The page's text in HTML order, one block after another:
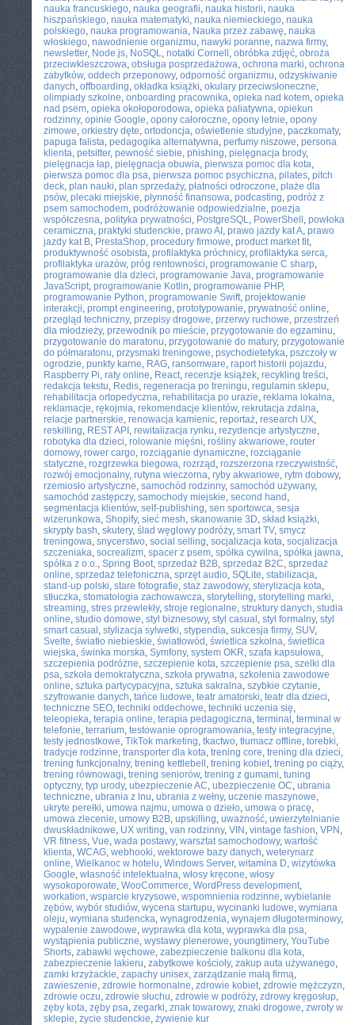
nauka francuskiego, nauka geografii, nauka historii, nauka
hiszpańskiego, nauka matematyki, nauka niemieckiego, nauka
polskiego, nauka programowania, Nauka przez zabawę, nauka
włoskiego, nawodnienie organizmu, nawyki poranne, nazwa firmy,
newsletter, Node.js, NoSQL, notatki Cornell , obróbka zdjęć, obroża
przeciwkleszczowa, obsługa posprzedażowa, ochrona marki, ochrona
zabytków, oddech przeponowy, odporność organizmu, odzyskiwanie
danych, offboarding, okładka książki, okulary przeciwsłoneczne,
olimpiady szkolne, onboarding pracownika, opieka nad kotem, opieka
nad psem, opieka okołoporodowa, opieka paliatywna, opiekun
rodzinny, opinie Google, opony całoroczne, opony letnie, opony
zimowe, orkiestry dęte, ortodoncja, oświetlenie studyjne, paczkomaty,
papuga falista, pedagogika alternatywna, perfumy niszowe, persona
klienta, petsitter, pewność siebie, phishing, pielęgnacja brody,
pielęgnacja łap, pielęgnacja obuwia, pierwsza pomoc dla kota,
pierwsza pomoc dla psa, pierwsza pomoc psychiczna, pilates, pitch
deck, plan nauki, plan sprzedaży, płatności odroczone, plaże dla
psów, plecaki miejskie, płynność finansowa, podcasting, podróż z
psem samochodem, podróżowanie odpowiedzialne, poezja
współczesna, polityka prywatności, PostgreSQL, PowerShell , powłoka
ceramiczna, praktyki studenckie, prawo AI , prawo jazdy kat A, prawo
jazdy kat B, PrestaShop, procedury firmowe, product market fit,
produktywność osobista, profilaktyka próchnicy, profilaktyka serca,
profilaktyka urazów, próg rentowności, programowanie C sharp,
programowanie dla dzieci, programowanie Java, programowanie
JavaScript, programowanie Kotlin, programowanie PHP,
programowanie Python, programowanie Swift, projektowanie
interakcji, prompt engineering, prototypowanie, prywatność online,
przegląd techniczny, przepisy drogowe, przerwy ruchowe, przestrzeń
dla młodzieży, przewodnik po mieście, przygotowanie do egzaminu,
przygotowanie do maratonu, przygotowanie do matury, przygotowanie
do półmaratonu, przysmaki treningowe, psychodietetyka, pszczoły w
ogrodzie, punkty karne, RAG, ransomware, raport historii pojazdu,
Raspberry Pi, raty online, React, recenzje książek, recykling treści,
redakcja tekstu, Redis, regeneracja po treningu, regulamin sklepu,
rehabilitacja ortopedyczna, rehabilitacja po urazie, reklama lokalna,
reklamacje, rękojmia, rekomendacje klientów, rekrutacja zdalna,
relacje partnerskie, renowacja kamienic, reportaż, research UX,
reskilling, REST API , rewitalizacja rynku, rezydencje artystyczne,
robotyka dla dzieci, rolowanie mięśni, rośliny akwariowe, router
domowy, rower cargo, rozciąganie dynamiczne, rozciąganie
statyczne, rozgrzewka biegowa, rozrząd , rozszerzona rzeczywistość,
rozwój emocjonalny, rutyna wieczorna, ryby akwariowe, rytm dobowy,
rzemiosło artystyczne, samochód rodzinny, samochód używany,
samochód zastępczy, samochody miejskie, second hand ,
segmentacja klientów, self-publishing, sen sportowca, sesja
wizerunkowa, Shopify, sieć mesh, skanowanie 3D, skład książki,
skrypty bash, skutery, ślad węglowy podróży, smart TV, smycz
treningowa, snycerstwo, social selling, socjalizacja kota, socjalizacja
szczeniaka, socrealizm, spacer z psem, spółka cywilna, spółka jawna,
spółka z o.o., Spring Boot, sprzedaż B2B, sprzedaż B2C, sprzedaż
online, sprzedaż telefoniczna, sprzęt audio, SQLite, stabilizacja,
stand-up polski, stare fotografie, staż zawodowy, sterylizacja kota,
stłuczka, stomatologia zachowawcza, storytelling, storytelling marki,
streaming, stres przewlekły, stroje regionalne, struktury danych, studia
online, studio domowe, styl biznesowy, styl casual , styl formalny, styl
smart casual , stylizacja sylwetki, stypendia, sukcesja firmy, SUV,
Svelte, światło niebieskie, światłowód , świetlica szkolna, świetlica
wiejska, świnka morska, Symfony, system OKR, szafa kapsułowa,
szczepienia podróżne, szczepienie kota, szczepienie psa, szelki dla
psa, szkoła demokratyczna, szkoła prywatna, szkolenia zawodowe
online, sztuka partycypacyjna, sztuka sakralna, szybkie czytanie,
szyfrowanie danych, tańce ludowe, teatr amatorski, teatr dla dzieci,
techniczne SEO, techniki oddechowe, techniki uczenia się,
teleopieka, terapia online, terapia pedagogiczna, terminal , terminal w
telefonie, terrarium, testowanie oprogramowania, testy integracyjne,
testy jednostkowe, TikTok marketing, tkactwo, tłumacz offline, torebki,
tradycje rodzinne, transporter dla kota, trening core, trening dla dzieci,
trening funkcjonalny, trening kettlebell , trening kobiet, trening po ciąży,
trening równowagi, trening seniorów, trening z gumami, tuning
optyczny, typ urody, ubezpieczenie AC, ubezpieczenie OC, ubrania
techniczne, ubrania z lnu, ubrania z wełny, uczenie maszynowe,
ukryte perełki, umowa najmu, umowa o dzieło, umowa o pracę,
umowa zlecenie, umowy B2B, upskilling, uważność, uwierzytelnianie
dwuskładnikowe, UX writing, van rodzinny, VIN , vintage fashion, VPN ,
VR fitness, Vue, wada postawy, warsztat samochodowy, wartość
klienta, WCAG, webhooki, wektorowe bazy danych, weterynarz
online, Wielkanoc w hotelu, Windows Server, witamina D, wizytówka
Google, własność intelektualna, włosy kręcone, włosy
wysokoporowate, WooCommerce, WordPress development,
workation, wsparcie kryzysowe, wspomnienia rodzinne, wybielanie
zębów, wybór studiów, wycena startupu, wycinanki ludowe, wymiana
oleju, wymiana studencka, wynagrodzenia, wynajem długoterminowy,
wypalenie zawodowe, wyprawka dla kota, wyprawka dla psa,
wystąpienia publiczne, wystawy plenerowe, youngtimery, YouTube
Shorts, zabawki węchowe, zabezpieczenie balkonu dla kota,
zabezpieczenie lakieru, zabytkowe kościoły, zakup auta używanego,
zamki krzyżackie, zapachy unisex, zarządzanie małą firmą,
zawieszenie, zdrowie hormonalne, zdrowie kobiet, zdrowie mężczyzn,
zdrowie oczu, zdrowie słuchu, zdrowie w podróży, zdrowy kręgosłup,
zęby kota, zęby psa, zegarki, znak towarowy, znaki drogowe, zwroty w
sklepie, życie studenckie, żywienie kur